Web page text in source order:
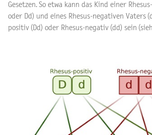
Gesetzen. So etwa kann das Kind einer
oder Dd) und eines Rhesus-negativen Vaters
positiv (Dd) oder Rhesus-negativ (dd) sein